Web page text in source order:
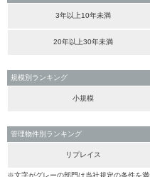
3年以上10年未満
20年以上30年未満
規模別ランキング
小規模
管理物件別ランキング
リプレイス
※文字がグレーの部門は当社規定の条件を